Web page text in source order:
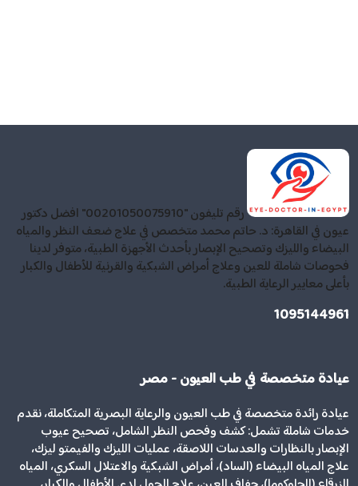
رقم تليفون "00201050075910" افضل دكتور
عيون في القاهرة: د. حاتم محمد متخصص في علاج ضعف النظر والمياه
البيضاء والليزك وتصحيح الإبصار بأحدث الأجهزة الطبية، متوفر لدينا
فحوصات شاملة للعين وعلاج أمراض الشبكية والقرنية للأطفال والكبار
بأعلى معايير الرعاية الطبية.
1095144961
عيادة متخصصة في طب العيون - مصر
عيادة رائدة متخصصة في طب العيون والرعاية البصرية المتكاملة، نقدم
خدمات شاملة تشمل: كشف وفحص النظر الشامل، تصحيح عيوب
الإبصار بالنظارات والعدسات اللاصقة، عمليات الليزك والفيمتو ليزك،
علاج المياه البيضاء (الساد)، أمراض الشبكية والاعتلال السكري، المياه